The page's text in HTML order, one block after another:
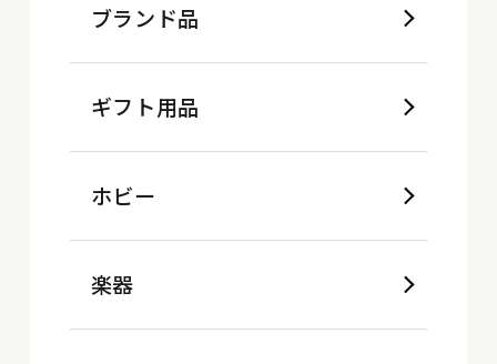
ブランド品
ギフト用品
ホビー
楽器